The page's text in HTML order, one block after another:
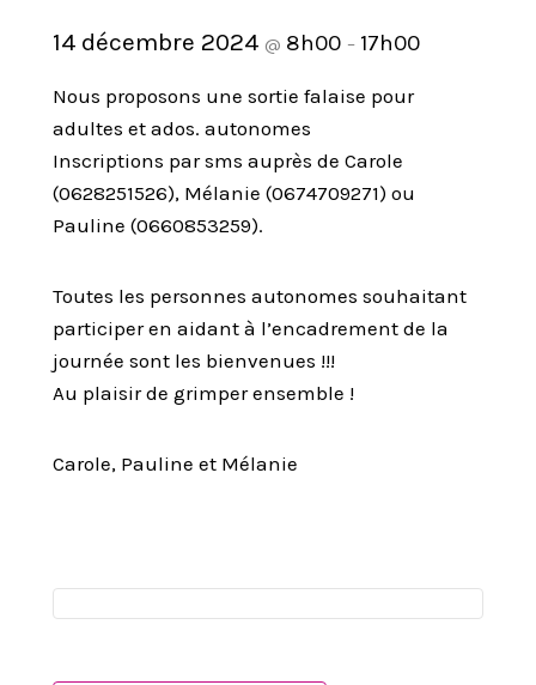
14 décembre 2024 @ 8h00 – 17h00
Nous proposons une sortie falaise pour
adultes et ados. autonomes
Inscriptions par sms auprès de Carole
(0628251526), Mélanie (0674709271) ou
Pauline (0660853259).
Toutes les personnes autonomes souhaitant
participer en aidant à l’encadrement de la
journée sont les bienvenues !!!
Au plaisir de grimper ensemble !
Carole, Pauline et Mélanie